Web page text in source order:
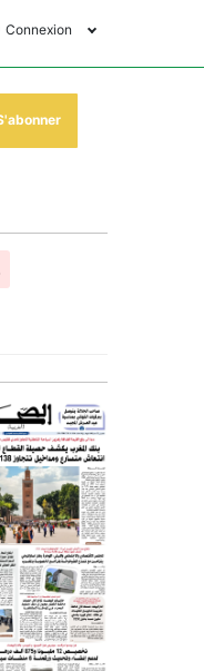
Connexion